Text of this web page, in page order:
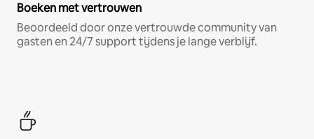
Boeken met vertrouwen
Beoordeeld door onze vertrouwde community van
gasten en 24/7 support tijdens je lange verblijf.